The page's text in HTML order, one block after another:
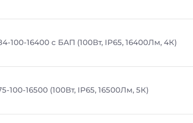
100-16400 с БАП (100Вт, IP65, 16400Лм, 4К)
100-16500 (100Вт, IP65, 16500Лм, 5К)